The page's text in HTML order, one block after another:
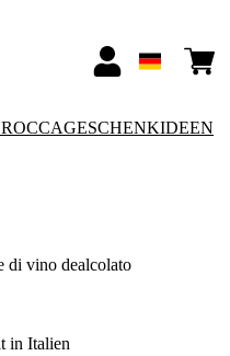
GESCHENKIDEEN
di vino dealcolato
in Italien